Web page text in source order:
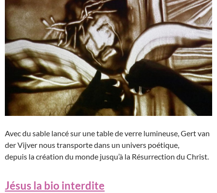
Avec du sable lancé sur une table de verre lumineuse, Gert van
der Vijver nous transporte dans un univers poétique,
depuis la création du monde jusqu’à la Résurrection du Christ.
Jésus la bio interdite